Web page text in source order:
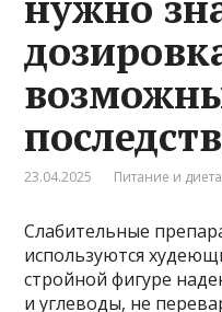
23.04.2025 Питание и диета
Слабительные
используются
стройной фигуре
и углеводы, не